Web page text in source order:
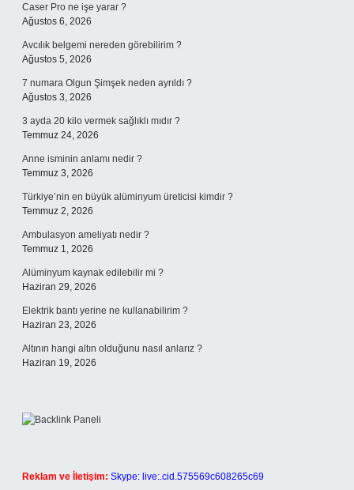
Caser Pro ne işe yarar ?
Ağustos 6, 2026
Avcılık belgemi nereden görebilirim ?
Ağustos 5, 2026
7 numara Olgun Şimşek neden ayrıldı ?
Ağustos 3, 2026
3 ayda 20 kilo vermek sağlıklı mıdır ?
Temmuz 24, 2026
Anne isminin anlamı nedir ?
Temmuz 3, 2026
Türkiye’nin en büyük alüminyum üreticisi kimdir ?
Temmuz 2, 2026
Ambulasyon ameliyatı nedir ?
Temmuz 1, 2026
Alüminyum kaynak edilebilir mi ?
Haziran 29, 2026
Elektrik bantı yerine ne kullanabilirim ?
Haziran 23, 2026
Altının hangi altın olduğunu nasıl anlarız ?
Haziran 19, 2026
Reklam ve İletişim: Skype: live:.cid.575569c608265c69